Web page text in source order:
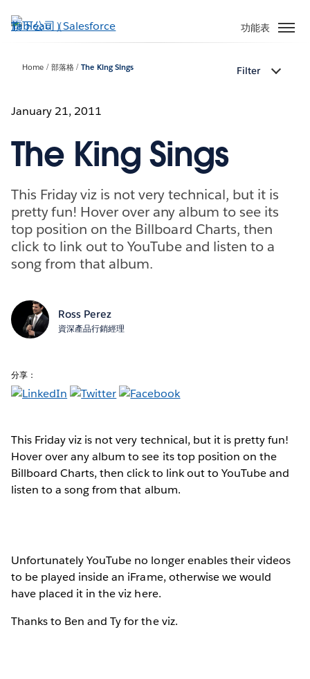
至
功能表
Home 部落格 The King Sings Filter
January 21, 2011
The King Sings
This Friday viz is not very technical, but it is
pretty fun! Hover over any album to see its
top position on the Billboard Charts, then
click to link out to YouTube and listen to a
song from that album.
Ross Perez
資深產品行銷經理
分享：
This Friday viz is not very technical, but it is pretty fun!
Hover over any album to see its top position on the
Billboard Charts, then click to link out to YouTube and
listen to a song from that album.
Unfortunately YouTube no longer enables their videos
to be played inside an iFrame, otherwise we would
have placed it in the viz here.
Thanks to Ben and Ty for the viz.